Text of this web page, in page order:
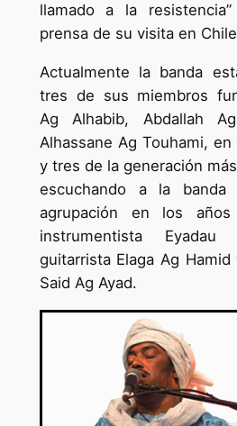
llamado a la
prensa de su visita en
Actualmente la banda
tres de sus miembros
Ag Alhabib, Abdallah
Alhassane Ag Touhami,
y tres de la generación
escuchando a la
agrupación en los
instrumentista
guitarrista Elaga Ag
Said Ag Ayad.